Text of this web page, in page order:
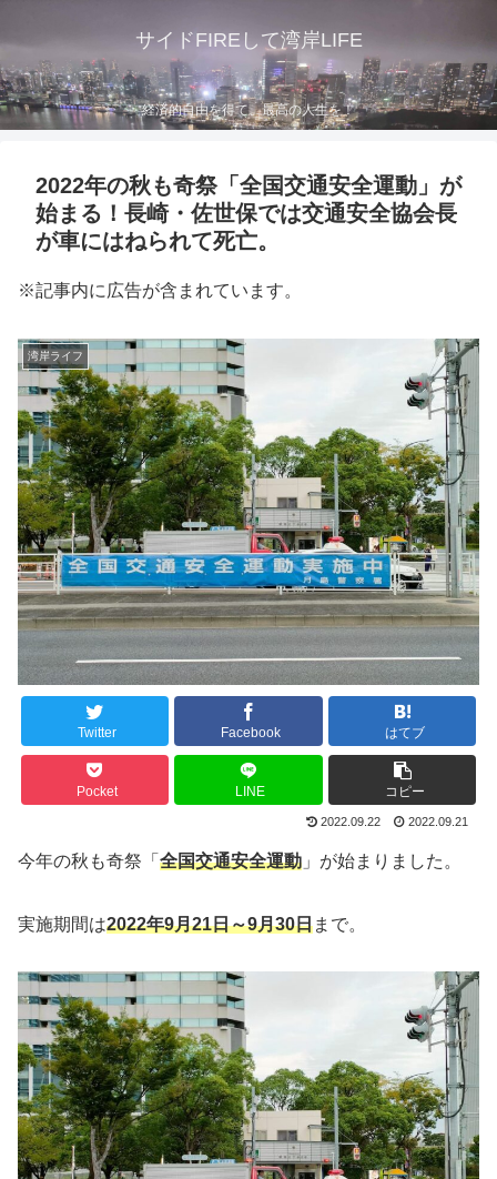
サイドFIREして湾岸LIFE
経済的自由を得て、最高の人生を！
2022年の秋も奇祭「全国交通安全運動」が
始まる！長崎・佐世保では交通安全協会長
が車にはねられて死亡。
※記事内に広告が含まれています。
湾岸ライフ
Twitter Facebook はてブ
Pocket LINE コピー
2022.09.22 2022.09.21
今年の秋も奇祭「 全国交通安全運動 」が始まりました。
実施期間は2022年9月21日～9月30日まで。